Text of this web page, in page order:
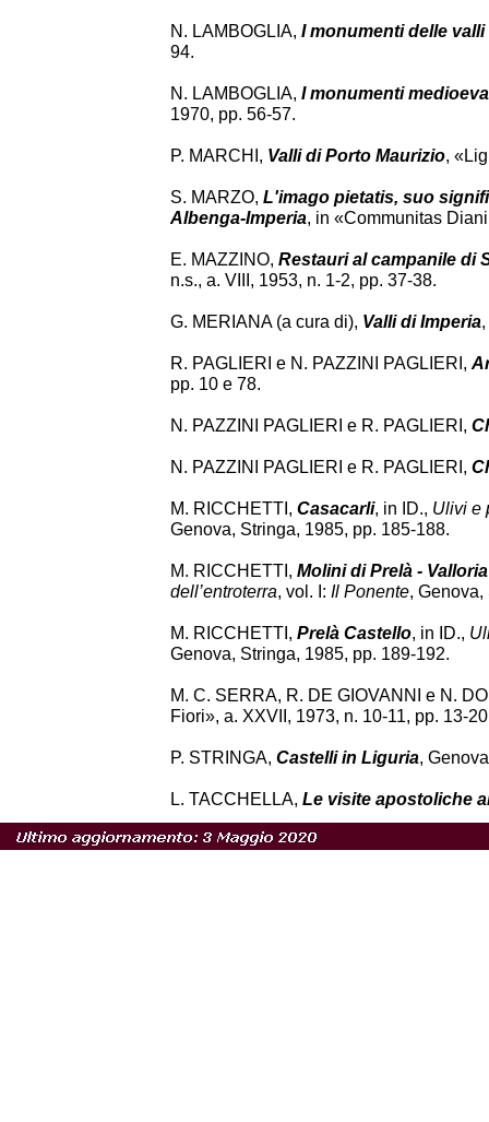
N. LAMBOGLIA, I monumenti delle valli
94.
N. LAMBOGLIA, I monumenti
1970, pp. 56-57.
P. MARCHI, Valli di Porto Maurizio,
S. MARZO, L'imago pietatis, suo
Albenga-Imperia, in «Communitas
E. MAZZINO, Restauri al campanile di
n.s., a. VIII, 1953, n. 1-2, pp. 37-38.
G. MERIANA (a cura di), Valli di Imperia
R. PAGLIERI e N. PAZZINI PAGLIERI,
pp. 10 e 78.
N. PAZZINI PAGLIERI e R. PAGLIERI,
N. PAZZINI PAGLIERI e R. PAGLIERI,
M. RICCHETTI, Casacarli, in ID., Ulivi e
Genova, Stringa, 1985, pp. 185-188.
M. RICCHETTI, Molini di Prelà -
dell’entroterra, vol. I: Il Ponente,
M. RICCHETTI, Prelà Castello, in ID.,
Genova, Stringa, 1985, pp. 189-192.
M. C. SERRA, R. DE GIOVANNI e N.
Fiori», a. XXVII, 1973, n. 10-11, pp. 13-
P. STRINGA, Castelli in Liguria,
L. TACCHELLA, Le visite apostoliche
aa. XXXI-XXXIII, 1976-1978, n. 1-4, p.